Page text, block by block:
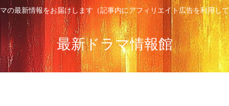
の最新情報をお届けします（記事内にアフィリエイト広告を利用し
最新ドラマ情報館